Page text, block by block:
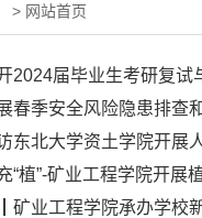
> 网站首页
2024届毕业生考研复试
春季安全风险隐患排查
东北大学资土学院开展
“植”-矿业工程学院开展
矿业工程学院承办学校